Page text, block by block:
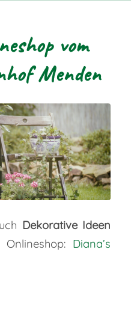
vom
Menden
Dekorative Ideen
Diana’s